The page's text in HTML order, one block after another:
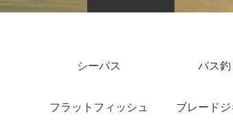
シーバス バス釣
フラットフィッシュ ブレード